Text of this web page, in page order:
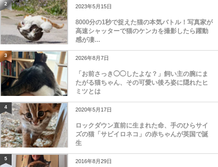
2 2023年5月15日
8000分の1秒で捉えた猫の本気バトル！写真家が
高速シャッターで猫のケンカを撮影したら躍動
感が凄...
3 2026年8月7日
「お前さっき◯◯したよな？」飼い主の腕にま
たがる猫ちゃん、その可愛い後ろ姿に隠れたヒ
ミツとは
4 2020年5月17日
ロックダウン直前に生まれた命、手のひらサイ
ズの猫「サビイロネコ」の赤ちゃんが英国で誕
生
5 2016年8月29日